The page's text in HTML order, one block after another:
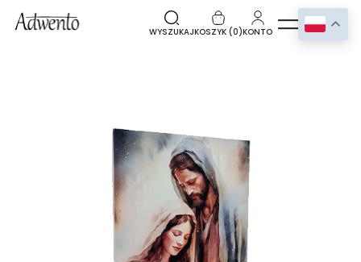
WYSZUKAJKOSZYK (0)KONTO